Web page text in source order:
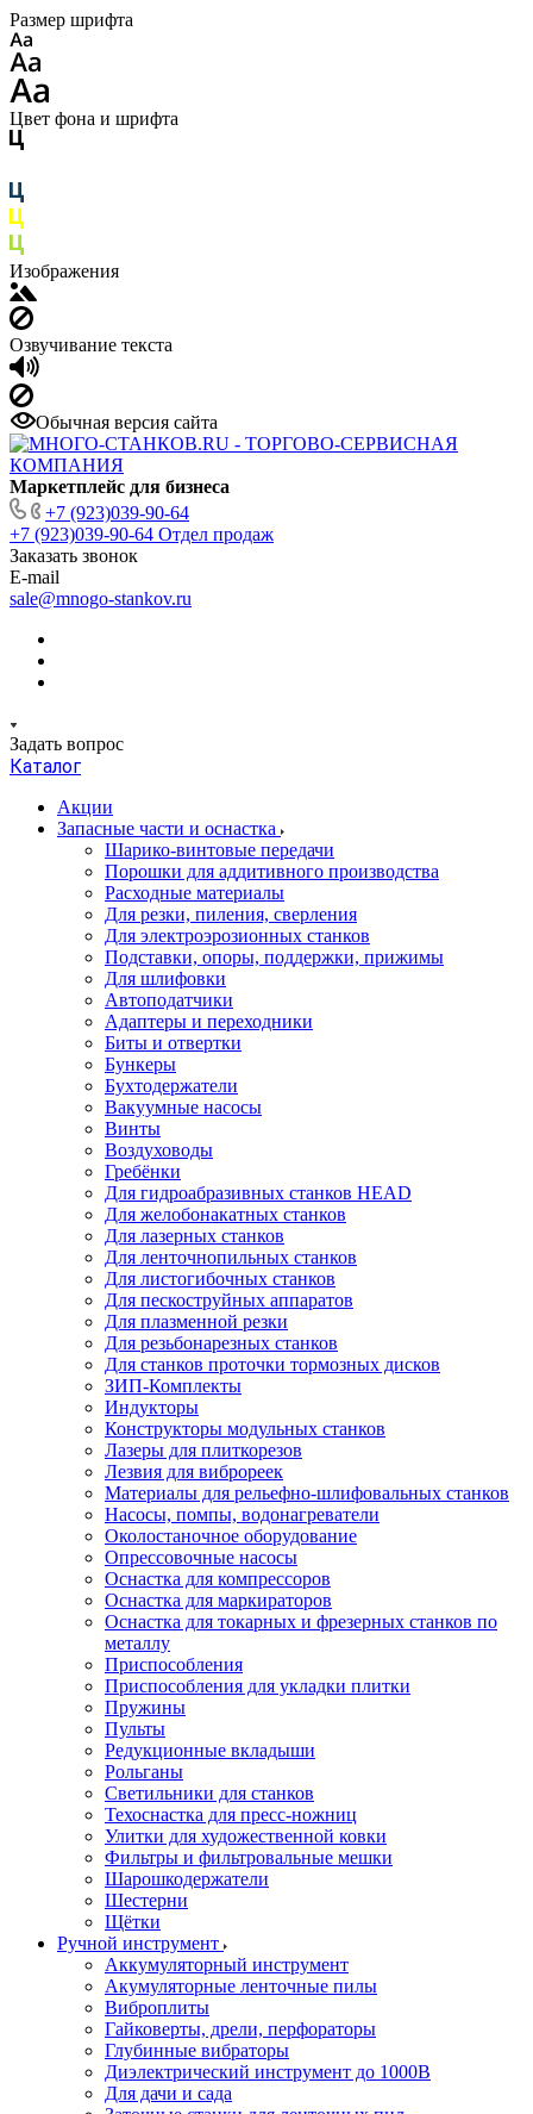
Размер шрифта
Цвет фона и шрифта
Изображения
Озвучивание текста
Обычная версия сайта
Маркетплейс для бизнеса
+7 (923)039-90-64
+7 (923)039-90-64 Отдел продаж
Заказать звонок
E-mail
sale@mnogo-stankov.ru
Задать вопрос
Каталог
Акции
Запасные части и оснастка
Шарико-винтовые передачи
Порошки для аддитивного производства
Расходные материалы
Для резки, пиления, сверления
Для электроэрозионных станков
Подставки, опоры, поддержки, прижимы
Для шлифовки
Автоподатчики
Адаптеры и переходники
Биты и отвертки
Бункеры
Бухтодержатели
Вакуумные насосы
Винты
Воздуховоды
Гребёнки
Для гидроабразивных станков HEAD
Для желобонакатных станков
Для лазерных станков
Для ленточнопильных станков
Для листогибочных станков
Для пескоструйных аппаратов
Для плазменной резки
Для резьбонарезных станков
Для станков проточки тормозных дисков
ЗИП-Комплекты
Индукторы
Конструкторы модульных станков
Лазеры для плиткорезов
Лезвия для виброреек
Материалы для рельефно-шлифовальных станков
Насосы, помпы, водонагреватели
Околостаночное оборудование
Опрессовочные насосы
Оснастка для компрессоров
Оснастка для маркираторов
Оснастка для токарных и фрезерных станков по
металлу
Приспособления
Приспособления для укладки плитки
Пружины
Пульты
Редукционные вкладыши
Рольганы
Светильники для станков
Техоснастка для пресс-ножниц
Улитки для художественной ковки
Фильтры и фильтровальные мешки
Шарошкодержатели
Шестерни
Щётки
Ручной инструмент
Аккумуляторный инструмент
Акумуляторные ленточные пилы
Виброплиты
Гайковерты, дрели, перфораторы
Глубинные вибраторы
Диэлектрический инструмент до 1000В
Для дачи и сада